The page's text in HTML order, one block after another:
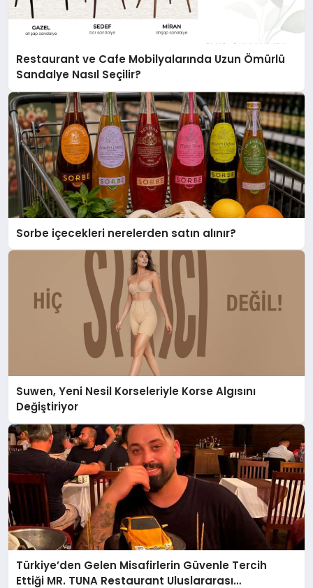
Restaurant ve Cafe Mobilyalarında Uzun Ömürlü
Sandalye Nasıl Seçilir?
Sorbe içecekleri nerelerden satın alınır?
Suwen, Yeni Nesil Korseleriyle Korse Algısını
Değiştiriyor
Türkiye’den Gelen Misafirlerin Güvenle Tercih
Ettiği MR. TUNA Restaurant Uluslararası